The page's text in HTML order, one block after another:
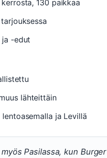
130 paikkaa
-edut
lähteittäin
ja Levillä
Pasilassa, kun